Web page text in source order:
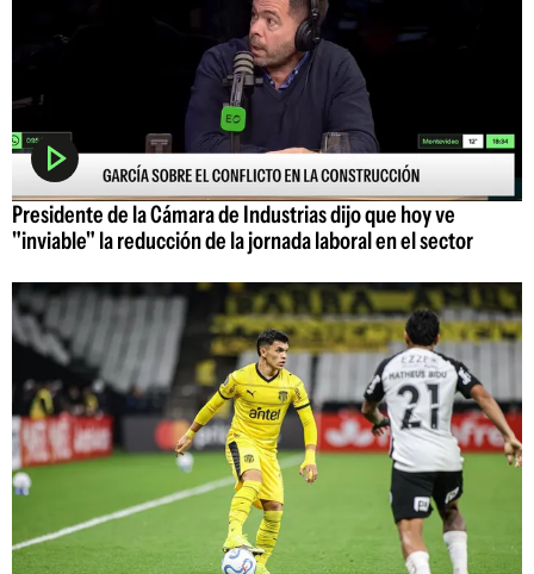
Presidente de la Cámara de Industrias dijo que hoy ve
"inviable" la reducción de la jornada laboral en el sector